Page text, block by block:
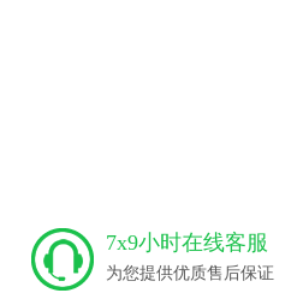
7x9小时在线客服
为您提供优质售后保证